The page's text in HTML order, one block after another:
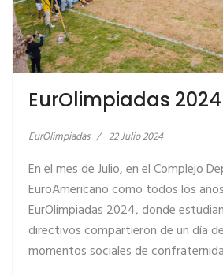
EurOlimpiadas 2024
EurOlimpiadas 22 Julio 2024
En el mes de Julio, en el Complejo
EuroAmericano como todos los
EurOlimpiadas 2024, donde
directivos compartieron de un día
momentos sociales de
LEER MÁS…